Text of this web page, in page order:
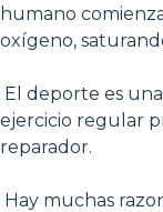
humano
oxígeno,
El deporte es
ejercicio regular
reparador.
Hay muchas